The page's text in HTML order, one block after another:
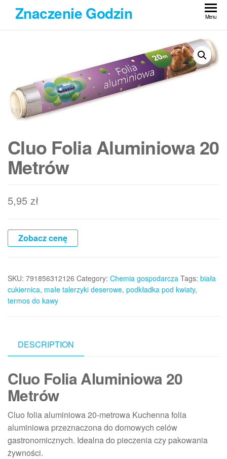
Przejdź
treści
Znaczenie Godzin Menu
Cluo Folia Aluminiowa 20
Metrów
5,95 zł
Zobacz cenę
SKU: 791856312126 Category: Chemia gospodarcza Tags: biała
cukiernica, małe talerzyki deserowe, podkładka pod kwiaty,
termos do kawy
DESCRIPTION
Cluo Folia Aluminiowa 20
Metrów
Cluo folia aluminiowa 20-metrowa Kuchenna folia
aluminiowa przeznaczona do domowych celów
gastronomicznych. Idealna do pieczenia czy pakowania
żywności.